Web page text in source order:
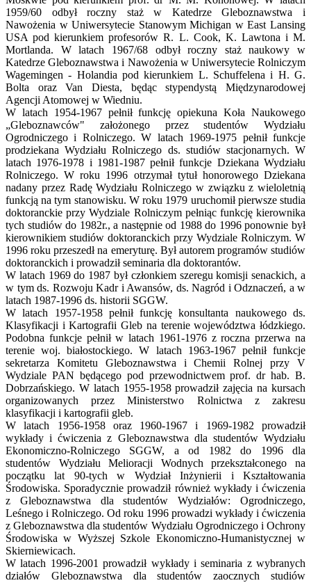
1959/60 odbył roczny staż w Katedrze Gleboznawstwa i
Nawożenia w Uniwersytecie Stanowym Michigan w East Lansing
USA pod kierunkiem profesorów R. L. Cook, K. Lawtona i M.
Mortlanda. W latach 1967/68 odbył roczny staż naukowy w
Katedrze Gleboznawstwa i Nawożenia w Uniwersytecie Rolniczym
Wagemingen - Holandia pod kierunkiem L. Schuffelena i H. G.
Bolta oraz Van Diesta, będąc stypendystą Międzynarodowej
Agencji Atomowej w Wiedniu.
W latach 1954-1967 pełnił funkcję opiekuna Koła Naukowego
„Gleboznawców" założonego przez studentów Wydziału
Ogrodniczego i Rolniczego. W latach 1969-1975 pełnił funkcje
prodziekana Wydziału Rolniczego ds. studiów stacjonarnych. W
latach 1976-1978 i 1981-1987 pełnił funkcje Dziekana Wydziału
Rolniczego. W roku 1996 otrzymał tytuł honorowego Dziekana
nadany przez Radę Wydziału Rolniczego w związku z wieloletnią
funkcją na tym stanowisku. W roku 1979 uruchomił pierwsze studia
doktoranckie przy Wydziale Rolniczym pełniąc funkcję kierownika
tych studiów do 1982r., a następnie od 1988 do 1996 ponownie był
kierownikiem studiów doktoranckich przy Wydziale Rolniczym. W
1996 roku przeszedł na emeryturę. Był autorem programów studiów
doktoranckich i prowadził seminaria dla doktorantów.
W latach 1969 do 1987 był członkiem szeregu komisji senackich, a
w tym ds. Rozwoju Kadr i Awansów, ds. Nagród i Odznaczeń, a w
latach 1987-1996 ds. historii SGGW.
W latach 1957-1958 pełnił funkcję konsultanta naukowego ds.
Klasyfikacji i Kartografii Gleb na terenie województwa łódzkiego.
Podobna funkcje pełnił w latach 1961-1976 z roczna przerwa na
terenie woj. białostockiego. W latach 1963-1967 pełnił funkcje
sekretarza Komitetu Gleboznawstwa i Chemii Rolnej przy V
Wydziale PAN będącego pod przewodnictwem prof. dr hab. B.
Dobrzańskiego. W latach 1955-1958 prowadził zajęcia na kursach
organizowanych przez Ministerstwo Rolnictwa z zakresu
klasyfikacji i kartografii gleb.
W latach 1956-1958 oraz 1960-1967 i 1969-1982 prowadził
wykłady i ćwiczenia z Gleboznawstwa dla studentów Wydziału
Ekonomiczno-Rolniczego SGGW, a od 1982 do 1996 dla
studentów Wydziału Melioracji Wodnych przekształconego na
początku lat 90-tych w Wydział Inżynierii i Kształtowania
Środowiska. Sporadycznie prowadził również wykłady i ćwiczenia
z Gleboznawstwa dla studentów Wydziałów: Ogrodniczego,
Leśnego i Rolniczego. Od roku 1996 prowadzi wykłady i ćwiczenia
z Gleboznawstwa dla studentów Wydziału Ogrodniczego i Ochrony
Środowiska w Wyższej Szkole Ekonomiczno-Humanistycznej w
Skierniewicach.
W latach 1996-2001 prowadził wykłady i seminaria z wybranych
działów Gleboznawstwa dla studentów zaocznych studiów